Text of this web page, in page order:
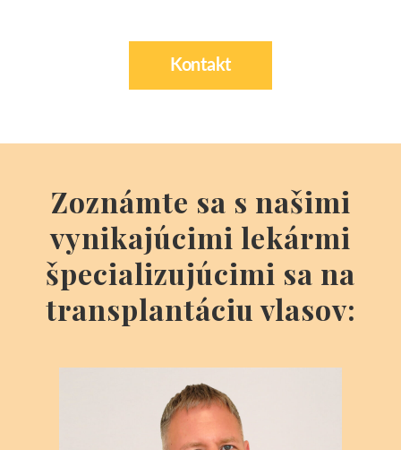
Kontakt
Zoznámte sa s našimi
vynikajúcimi lekármi
špecializujúcimi sa na
transplantáciu vlasov: